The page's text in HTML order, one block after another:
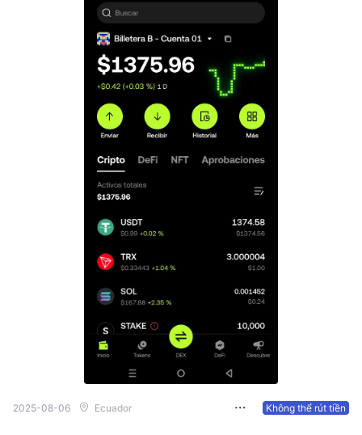
2025-08-06 Ecuador Không thể rút tiền